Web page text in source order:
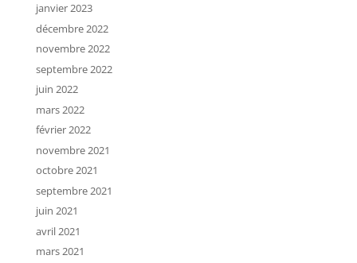
janvier 2023
décembre 2022
novembre 2022
septembre 2022
juin 2022
mars 2022
février 2022
novembre 2021
octobre 2021
septembre 2021
juin 2021
avril 2021
mars 2021